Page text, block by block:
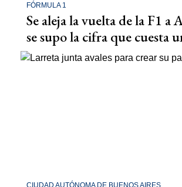
FÓRMULA 1
Se aleja la vuelta de la F1 a
se supo la cifra que cuesta